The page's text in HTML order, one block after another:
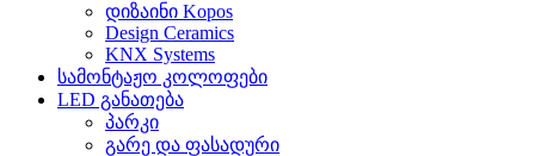
დიზაინი Kopos
Design Ceramics
KNX Systems
სამონტაჟო კოლოფები
LED განათება
პარკი
გარე და ფასადური